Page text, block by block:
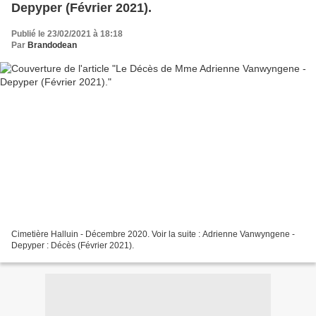
Depyper (Février 2021).
Publié le 23/02/2021 à 18:18
Par Brandodean
Cimetière Halluin - Décembre 2020. Voir la suite : Adrienne Vanwyngene -
Depyper : Décès (Février 2021).